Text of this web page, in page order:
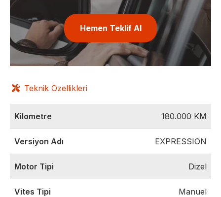
Hemen Teklif Al
Teknik Özellikleri
Kilometre 180.000 KM
Versiyon Adı EXPRESSION
Motor Tipi Dizel
Vites Tipi Manuel